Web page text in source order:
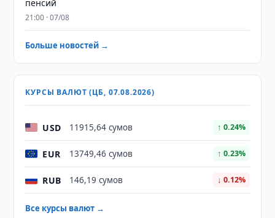
пенсий
21:00 · 07/08
Больше новостей →
КУРСЫ ВАЛЮТ (ЦБ, 07.08.2026)
USD 11915,64 сумов ↑ 0.24%
EUR 13749,46 сумов ↑ 0.23%
RUB 146,19 сумов ↓ 0.12%
Все курсы валют →